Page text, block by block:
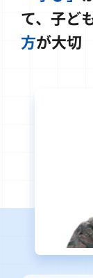
て、子ど
方が大切